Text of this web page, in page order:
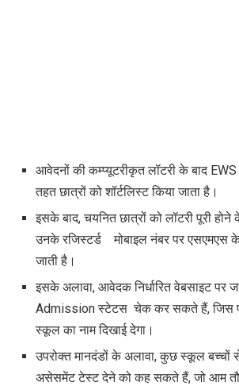
आवेदनों की कम्प्यूटरीकृत लॉटरी के बाद
तहत छात्रों को शॉर्टलिस्ट किया जाता है।
इसके बाद,चयनित छात्रों को लॉटरी पूरी
उनके रजिस्टर्ड मोबाइल नंबर पर एसएमएस
जाती है।
इसके अलावा, आवेदक निर्धारित वेबसाइट पर
Admissionस्टेटस चेक कर सकते हैं,जिस
स्कूल का नाम दिखाई देगा।
उपरोक्त मानदंडों के अलावा,कुछ स्कूल बच्चों से
असेसमेंट टेस्ट देने को कह सकते हैं,जो आम